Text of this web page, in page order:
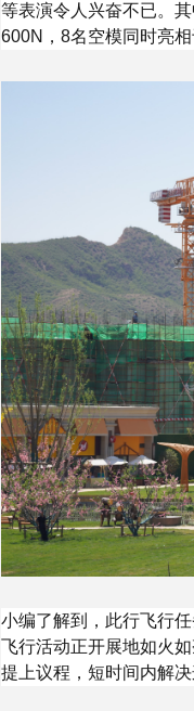
等表演令人兴奋不已。
600N，8名空模同时亮
小编了解到，此行飞行
飞行活动正开展地如火
提上议程，短时间内解